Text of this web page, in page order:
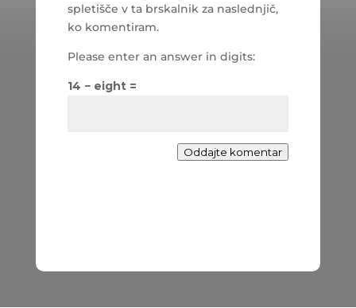
spletišče v ta brskalnik za naslednjič,
ko komentiram.
Please enter an answer in digits:
14 − eight =
Oddajte komentar